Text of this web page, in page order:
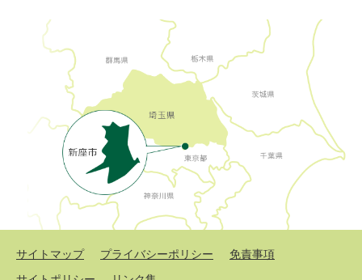
サイトマップ プライバシーポリシー
免責事項